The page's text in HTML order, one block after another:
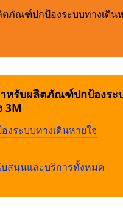
ตภัณฑ์ปกป้องระบบทางเดิน
หรับผลิตภัณฑ์ปกป้องระ
3M
ระบบทางเดินหายใจ
สนุนและบริการทั้งหมด